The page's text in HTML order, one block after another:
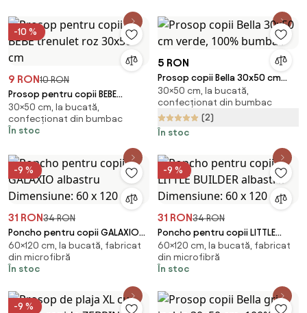
-10 %
9 RON10 RON
Prosop pentru copii BEBE
trenulet roz 30x50 cm
30×50 cm, la bucată,
confecționat din bumbac
În stoc
5 RON
Prosop copii Bella 30x50 cm
verde, 100% bumbac
30×50 cm, la bucată,
confecționat din bumbac
(2)
În stoc
-9 %
31 RON34 RON
Poncho pentru copii GALAXIO
albastru Dimensiune: 60 x 120
cm
60×120 cm, la bucată, fabricat
din microfibră
În stoc
-9 %
31 RON34 RON
Poncho pentru copii LITTLE
BUILDER albastru Dimensiune:
60 x 120 cm
60×120 cm, la bucată, fabricat
din microfibră
În stoc
-9 %